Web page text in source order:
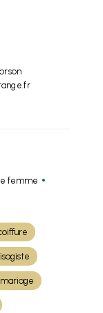
femme
mariage